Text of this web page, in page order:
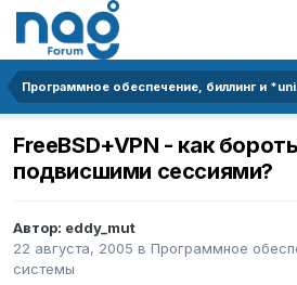
Программное обеспечение, биллинг и
FreeBSD+VPN - как
подвисшими сессиями?
Автор: eddy_mut
22 августа, 2005 в Программное
системы